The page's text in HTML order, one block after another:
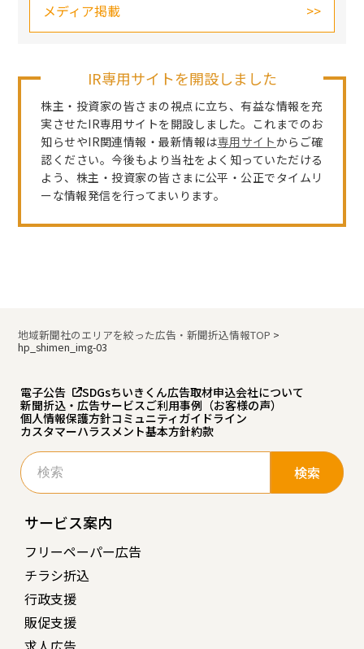
メディア掲載
IR専用サイトを開設しました
株主・投資家の皆さまの視点に立ち、有益な情報を充
実させたIR専用サイトを開設しました。これまでのお
知らせやIR関連情報・最新情報は専用サイトからご確
認ください。今後もより当社をよく知っていただける
よう、株主・投資家の皆さまに公平・公正でタイムリ
ーな情報発信を行ってまいります。
地域新聞社のエリアを絞った広告・新聞折込情報TOP >
hp_shimen_img-03
電子公告 SDGsちいきくん広告取材申込会社について
新聞折込・広告サービスご利用事例（お客様の声）
個人情報保護方針コミュニティガイドライン
カスタマーハラスメント基本方針約款
検
索:
サービス案内
フリーペーパー広告
チラシ折込
行政支援
販促支援